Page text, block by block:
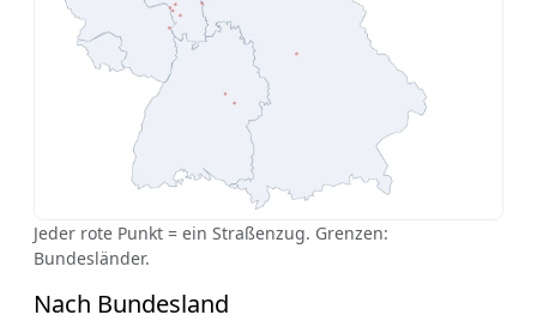
Jeder rote Punkt = ein Straßenzug. Grenzen:
Bundesländer.
Nach Bundesland